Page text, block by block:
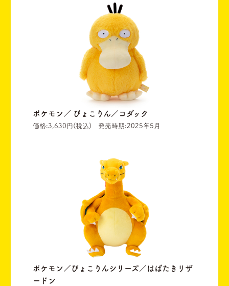
ポケモン／ ぴょこりん／コダック
価格:3,630円(税込) 発売時期:2025年5月
ポケモン／ぴょこりんシリーズ／はばたきリザ
ードン